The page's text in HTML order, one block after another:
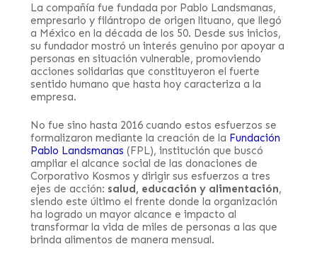
La compañía fue fundada por Pablo Landsmanas,
empresario y filántropo de origen lituano, que llegó
a México en la década de los 50. Desde sus inicios,
su fundador mostró un interés genuino por apoyar a
personas en situación vulnerable, promoviendo
acciones solidarias que constituyeron el fuerte
sentido humano que hasta hoy caracteriza a la
empresa.
No fue sino hasta 2016 cuando estos esfuerzos se
formalizaron mediante la creación de la Fundación
Pablo Landsmanas (FPL), institución que buscó
ampliar el alcance social de las donaciones de
Corporativo Kosmos y dirigir sus esfuerzos a tres
ejes de acción: salud, educación y alimentación,
siendo este último el frente donde la organización
ha logrado un mayor alcance e impacto al
transformar la vida de miles de personas a las que
brinda alimentos de manera mensual.